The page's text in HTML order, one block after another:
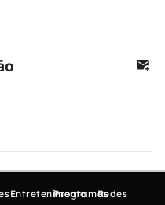
Entretenimento
ProgramasRedes